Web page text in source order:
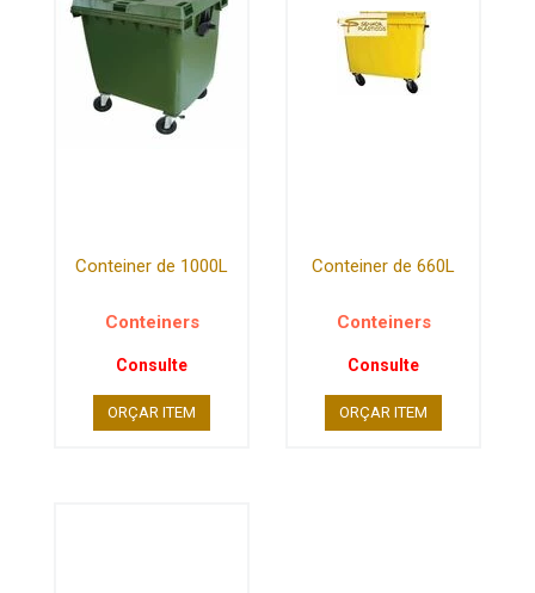
Conteiner de 1000L
Conteiners
Consulte
ORÇAR ITEM
Conteiner de 660L
Conteiners
Consulte
ORÇAR ITEM